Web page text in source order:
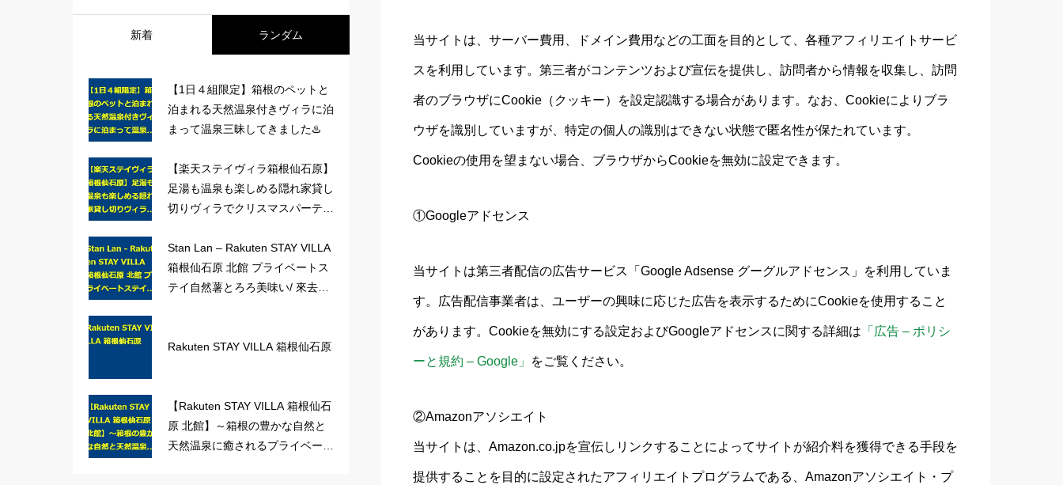
当サイトは、サーバー費用、ドメイン費用などの工面を目的として、各種アフィリエイトサービ
スを利用しています。第三者がコンテンツおよび宣伝を提供し、訪問者から情報を収集し、訪問
者のブラウザにCookie（クッキー）を設定認識する場合があります。なお、Cookieによりブラ
ウザを識別していますが、特定の個人の識別はできない状態で匿名性が保たれています。
Cookieの使用を望まない場合、ブラウザからCookieを無効に設定できます。
①Googleアドセンス
当サイトは第三者配信の広告サービス「Google Adsense グーグルアドセンス」を利用していま
す。広告配信事業者は、ユーザーの興味に応じた広告を表示するためにCookieを使用すること
があります。Cookieを無効にする設定およびGoogleアドセンスに関する詳細は 「広告 – ポリシ
ーと規約 – Google」 をご覧ください。
②Amazonアソシエイト
当サイトは、Amazon.co.jpを宣伝しリンクすることによってサイトが紹介料を獲得できる手段を
提供することを目的に設定されたアフィリエイトプログラムである、Amazonアソシエイト・プ
新着 ランダム
【1日４組限定】箱根のペットと
泊まれる天然温泉付きヴィラに泊
まって温泉三昧してきました♨️
【楽天ステイヴィラ箱根仙石原】
足湯も温泉も楽しめる隠れ家貸し
切りヴィラでクリスマスパーテ
会/おこもり旅/クリパ
Stan Lan – Rakuten STAY VILLA
箱根仙石原 北館 プライベートス
テイ自然薯とろろ美味い/ 來去箱
Rakuten STAY VILLA 箱根仙石原
【Rakuten STAY VILLA 箱根仙石
原 北館】～箱根の豊かな自然と
天然温泉に癒されるプライベート